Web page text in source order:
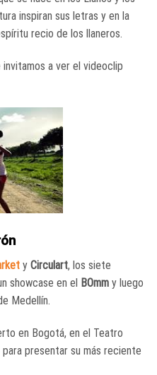
inspiran sus letras y en la
recio de los llaneros.
a ver el videoclip
y Circulart, los siete
showcase en el BOmm y luego
Medellín.
en Bogotá, en el Teatro
presentar su más reciente